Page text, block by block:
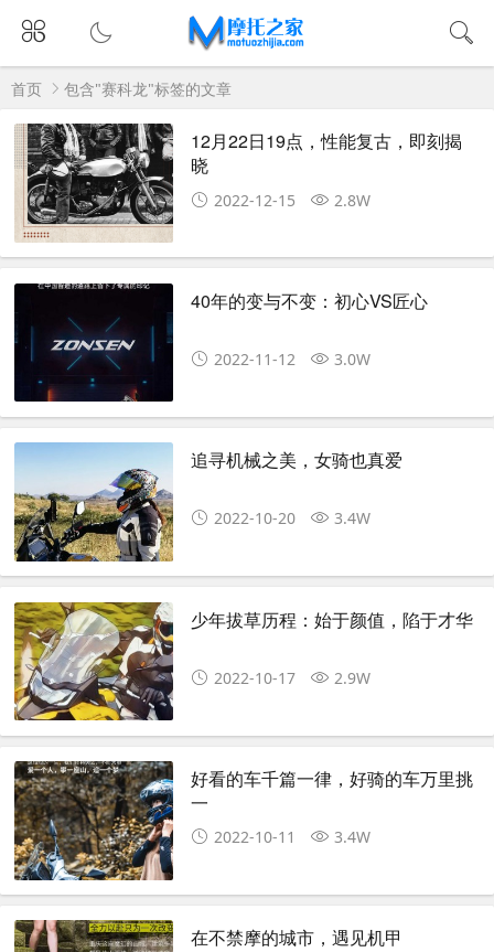
首页 包含"赛科龙"标签的文章
12月22日19点，性能复古，即刻揭
晓
2022-12-15 2.8W
40年的变与不变：初心VS匠心
2022-11-12 3.0W
追寻机械之美，女骑也真爱
2022-10-20 3.4W
少年拔草历程：始于颜值，陷于才华
2022-10-17 2.9W
好看的车千篇一律，好骑的车万里挑
一
2022-10-11 3.4W
在不禁摩的城市，遇见机甲